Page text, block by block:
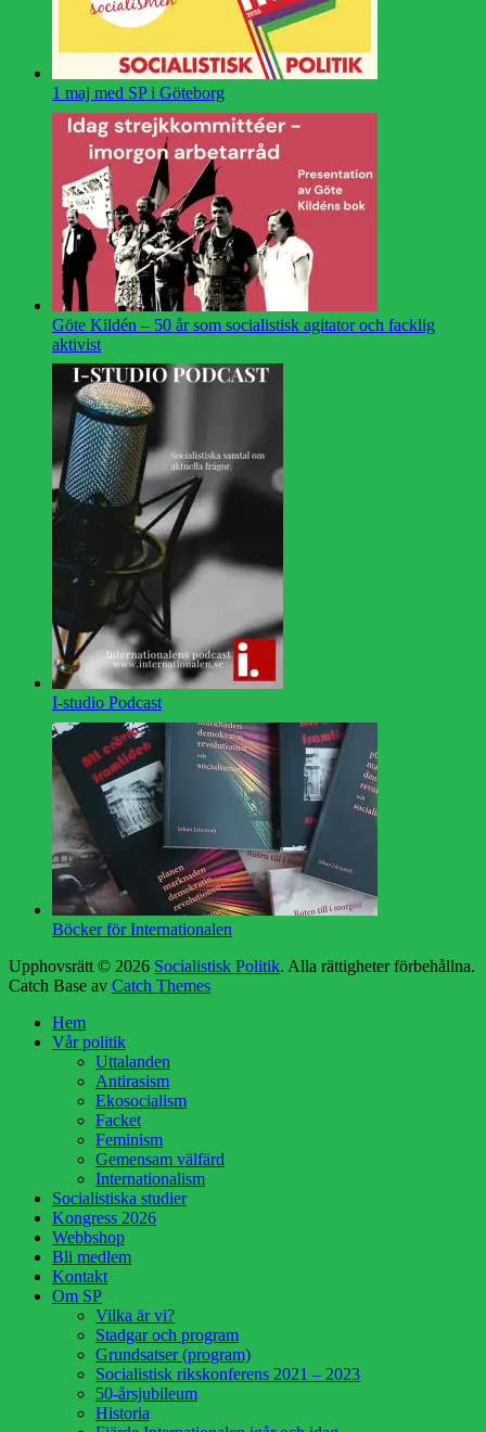
1 maj med SP i Göteborg
Göte Kildén – 50 år som socialistisk agitator och facklig
aktivist
I-studio Podcast
Böcker för Internationalen
Upphovsrätt © 2026 Socialistisk Politik. Alla rättigheter förbehållna.
Catch Base av Catch Themes
Hem
Vår politik
Uttalanden
Antirasism
Ekosocialism
Facket
Feminism
Gemensam välfärd
Internationalism
Socialistiska studier
Kongress 2026
Webbshop
Bli medlem
Kontakt
Om SP
Vilka är vi?
Stadgar och program
Grundsatser (program)
Socialistisk rikskonferens 2021 – 2023
50-årsjubileum
Historia